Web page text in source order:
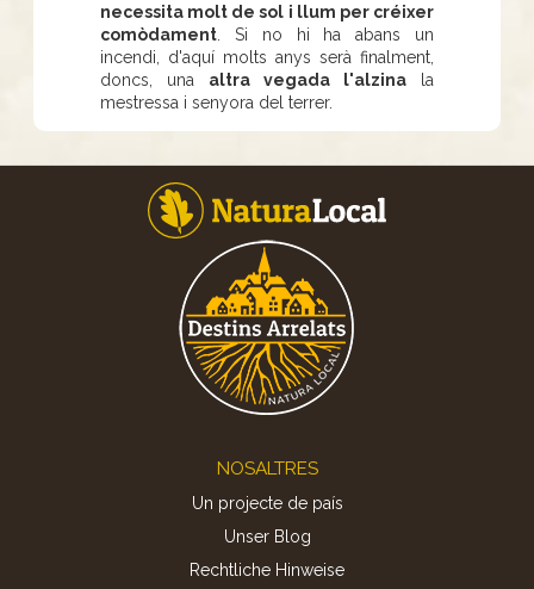
necessita molt de sol i llum per créixer
comòdament . Si no hi ha abans un
incendi, d'aquí molts anys serà finalment,
doncs, una altra vegada l'alzina la
mestressa i senyora del terrer.
NOSALTRES
Un projecte de país
Unser Blog
Rechtliche Hinweise